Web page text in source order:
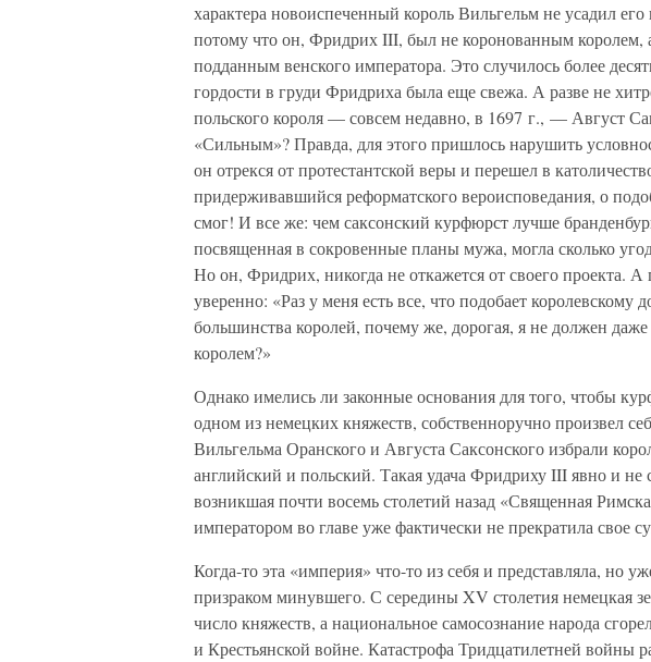
характера новоиспеченный король Вильгельм не усадил
потому что он, Фридрих III, был не коронованным
подданным венского императора. Это случилось более
гордости в груди Фридриха была еще свежа. А разве не
польского короля — совсем недавно, в 1697 г., — Август
«Сильным»? Правда, для этого пришлось нарушить
он отрекся от протестантской веры и перешел в
придерживавшийся реформатского вероисповедания, о
смог! И все же: чем саксонский курфюрст лучше
посвященная в сокровенные планы мужа, могла сколько
Но он, Фридрих, никогда не откажется от своего проекта.
уверенно: «Раз у меня есть все, что подобает королевскому
большинства королей, почему же, дорогая, я не должен
королем?»
Однако имелись ли законные основания для того, чтобы
одном из немецких княжеств, собственноручно произвел
Вильгельма Оранского и Августа Саксонского избрали
английский и польский. Такая удача Фридриху III явно и не
возникшая почти восемь столетий назад «Священная
императором во главе уже фактически не прекратила свое
Когда-то эта «империя» что-то из себя и представляла, но
призраком минувшего. С середины XV столетия немецкая
число княжеств, а национальное самосознание народа
и Крестьянской войне. Катастрофа Тридцатилетней войны